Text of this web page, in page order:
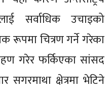
सर्वाधिक उचाइको
रूपमा चित्रण गर्ने गरेका
गरेर फर्किएका सांसद
सगरमाथा क्षेत्रमा भेटिने